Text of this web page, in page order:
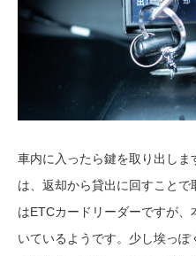
車内に入ったら鍵を取り出し
は、返却から貸出に回すこと
はETCカードリーダーですが
いているようです。少し埃っ